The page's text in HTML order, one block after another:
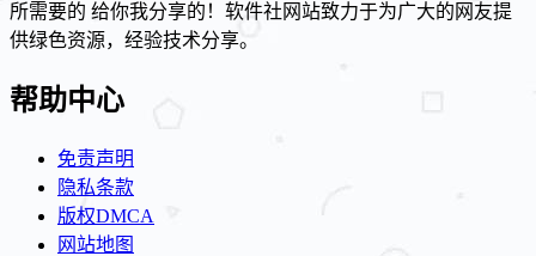
所需要的 给你我分享的！软件社网站致力于为广大的网友提
供绿色资源，经验技术分享。
帮助中心
免责声明
隐私条款
版权DMCA
网站地图